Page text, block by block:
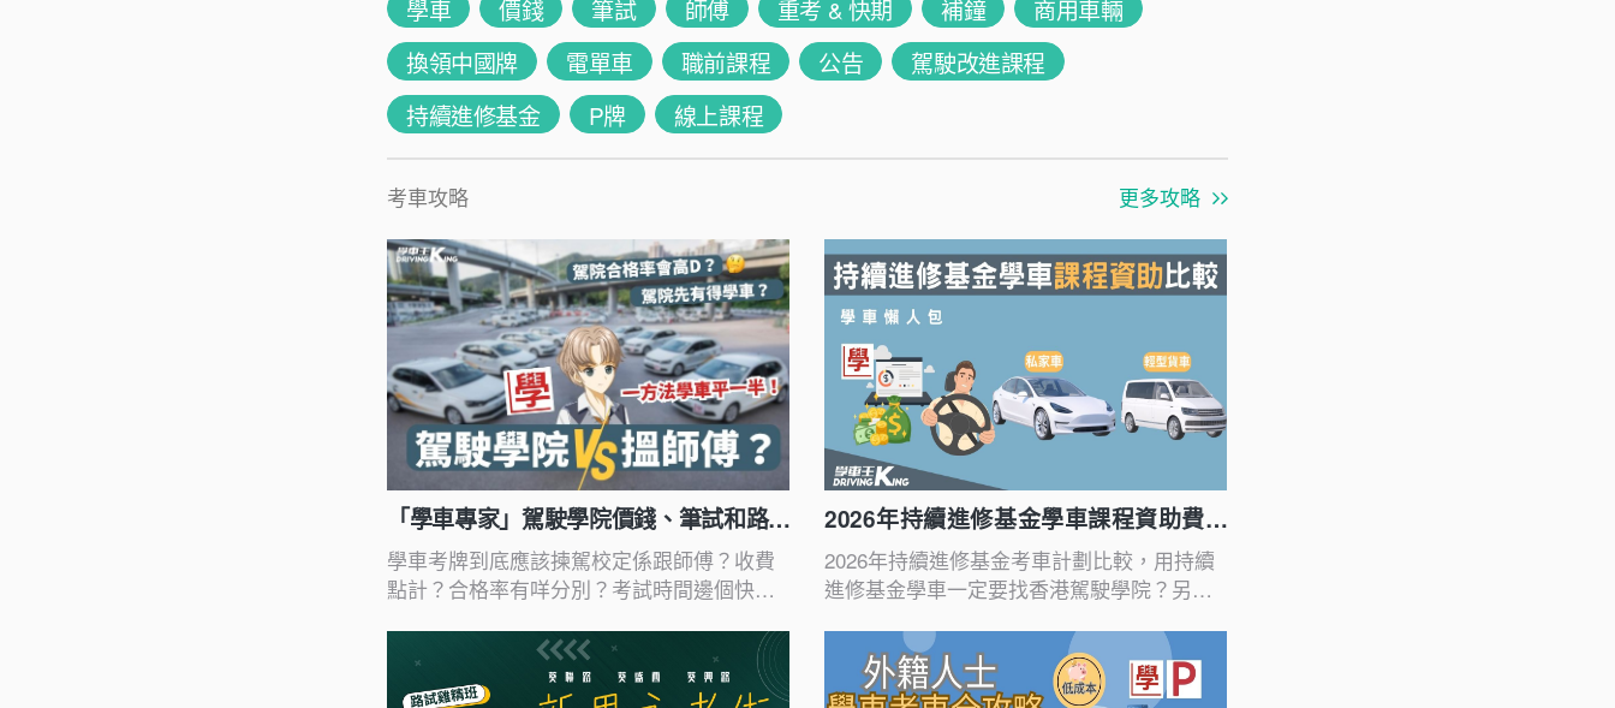
學車 價錢 筆試 師傅 重考 & 快期 補鐘
商用車輛
換領中國牌
電單車 職前課程 公告
駕駛改進課程
持續進修基金
P牌 線上課程
考車攻略 更多攻略
「學車專家」駕駛學院價錢、筆試和路試
合格率全對比
學車考牌到底應該揀駕校定係跟師傅？收費
點計？合格率有咩分別？考試時間邊個快？
2026年持續進修基金學車課程資助費用
比較
2026年持續進修基金考車計劃比較，用持續
進修基金學車一定要找香港駕駛學院？另外